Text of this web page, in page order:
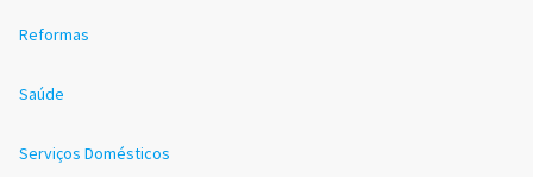
Reformas
Saúde
Serviços Domésticos